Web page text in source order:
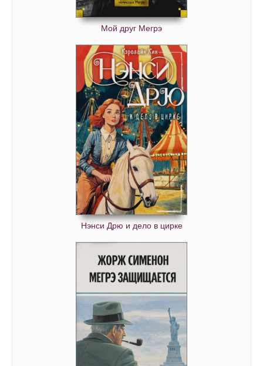
Мой друг Мегрэ
Нэнси Дрю и дело в цирке